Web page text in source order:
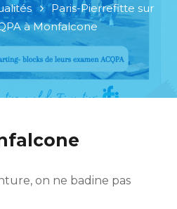
Paris-Pierrefitte sur
à Monfalcone
on ne badine pas